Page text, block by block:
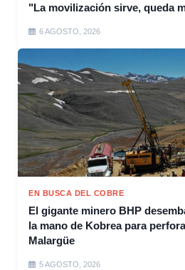
"La movilización sirve, queda
6 AGOSTO, 2026
EN BUSCA DEL COBRE
El gigante minero BHP
la mano de Kobrea para
Malargüe
5 AGOSTO, 2026